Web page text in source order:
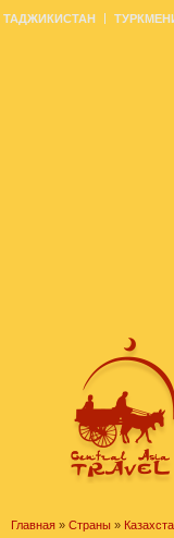
ТАДЖИКИСТАН
Главная » Страны »